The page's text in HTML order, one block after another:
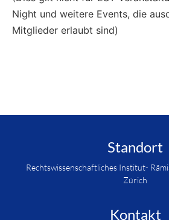
Night und weitere Events, die
Mitglieder erlaubt sind)
Standort
Rechtswissenschaftliches Institut-
Zürich
Kontakt